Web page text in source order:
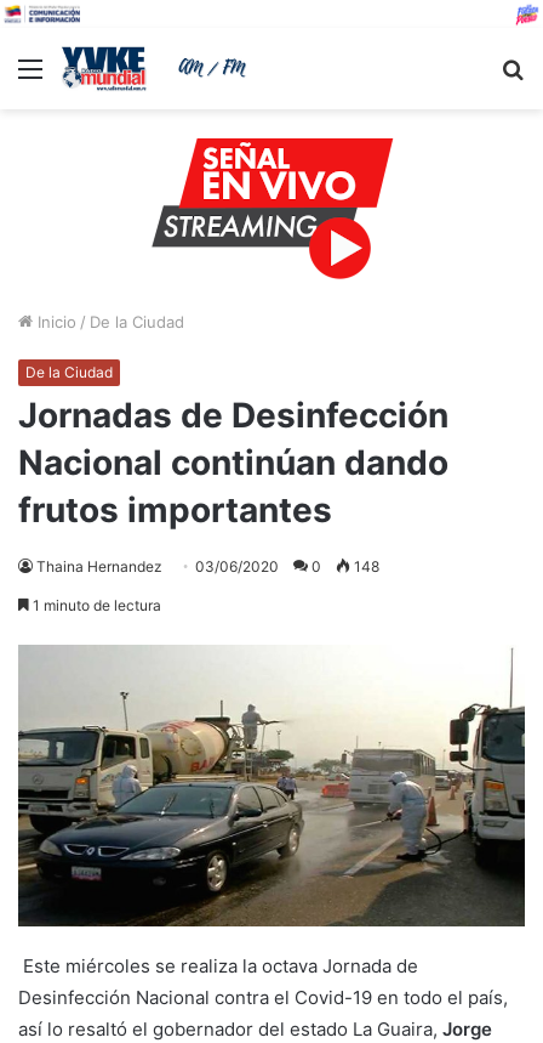
Menu
Inicio / De la Ciudad
De la Ciudad
Jornadas de Desinfección
Nacional continúan dando
frutos importantes
Thaina Hernandez 03/06/2020 0 148
1 minuto de lectura
Este miércoles se realiza la octava Jornada de
Desinfección Nacional contra el Covid-19 en todo el país,
así lo resaltó el gobernador del estado La Guaira, Jorge